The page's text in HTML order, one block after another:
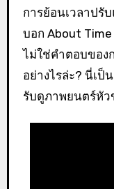
การย้อนเวลาปรั
บอก About Time
ไม่ใช่คำตอบของ
อย่างไรล่ะ? นี่เ
รับดูภาพยนตร์หั